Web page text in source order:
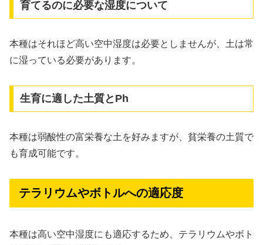
育てるのに必要な湿度について
本種はそれほど高い空中湿度は必要としませんが、土は常
に湿っている必要があります。
生育に適した土質とPh
本種は弱酸性の富栄養な土を好みますが、貧栄養の土質で
も育成可能です。
テラリウムやボトルへの適応度
本種は高い空中湿度にも適応するため、テラリウムやボト